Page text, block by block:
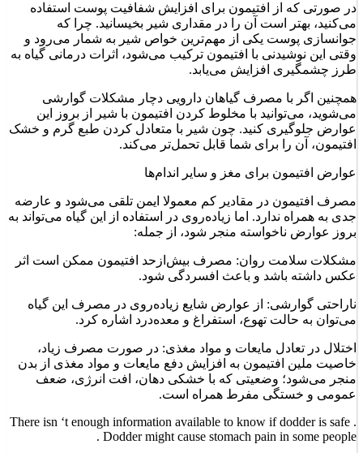
در صورتی که از افتیمون برای افزایش شفافیت پوست استفاده
می‌کنید، بهتر است آن را در مقداری شیر بخیسانید. چرا که
جوانسازی پوست یکی از مهم‌ترین خواص شیر به شمار می‌رود و
وقتی این نوشیدنی با افتیمون ترکیب می‌شود، اثرات درمانی گیاه به
طرز چشمگیری افزایش می‌یابد.
همچنین اگر با مصرف گیاهان دارویی دچار مشکلات گوارشی
می‌شوید، می‌توانید با مخلوط کردن افتیمون با شیر از بروز این
عوارض جلوگیری کنید. چون شیر با متعادل کردن طبع گرم و خشک
افتیمون، آن را برای شما قابل تحمل‌تر می‌کند.
عوارض افتیمون برای مغز و سایر اندام‌ها
مصرف افتیمون در مقادیر کم معمولا ایمن تلقی می‌شود و عارضه
جدی به همراه ندارد. اما زیاده‌روی در استفاده از این گیاه می‌تواند به
بروز عوارض ناخواسته منجر شود، از جمله:
مشکلات سلامت روان: مصرف بیش‌ازحد افتیمون ممکن است اثر
عکس داشته باشد و باعث افسردگی شود.
ناراحتی گوارشی: از عوارض شایع زیاده‌روی در مصرف این گیاه
می‌توان به حالت تهوع، استفراغ و معده‌درد اشاره کرد.
اختلال در تعادل مایعات و مواد مغذی: در صورت مصرف زیاد،
خاصیت ملین افتیمون به افزایش دفع مایعات و مواد مغذی از بدن
منجر می‌شود؛ وضعیتی که با خشکی دهان، افت انرژی، ضعف
عمومی و خستگی مفرط همراه است.
There isn ‘t enough information available to know if dodder is safe .
Dodder might cause stomach pain in some people .